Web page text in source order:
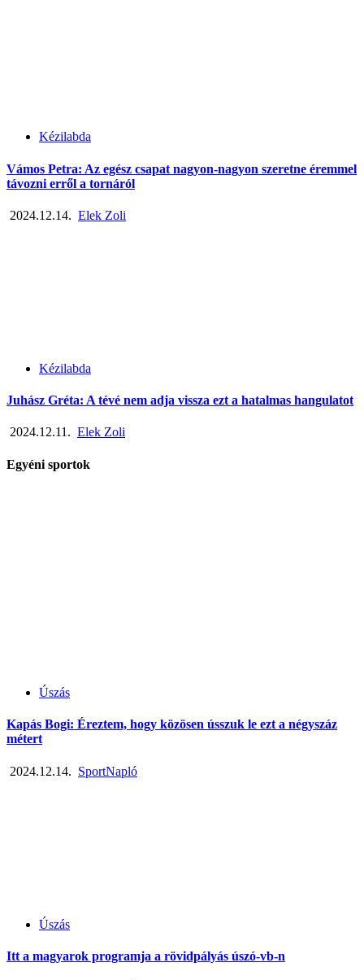
Kézilabda
Vámos Petra: Az egész csapat nagyon-nagyon szeretne éremmel
távozni erről a tornáról
2024.12.14. Elek Zoli
Kézilabda
Juhász Gréta: A tévé nem adja vissza ezt a hatalmas hangulatot
2024.12.11. Elek Zoli
Egyéni sportok
Úszás
Kapás Bogi: Éreztem, hogy közösen ússzuk le ezt a négyszáz
métert
2024.12.14. SportNapló
Úszás
Itt a magyarok programja a rövidpályás úszó-vb-n